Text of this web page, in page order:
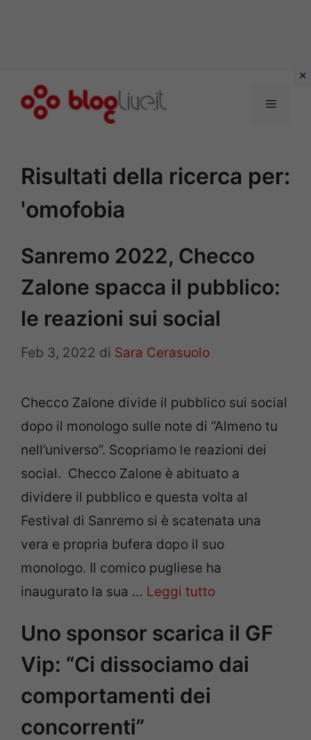
Menu
Risultati della ricerca per:
'omofobia
Sanremo 2022, Checco
Zalone spacca il pubblico:
le reazioni sui social
Feb 3, 2022 di Sara Cerasuolo
Checco Zalone divide il pubblico sui social
dopo il monologo sulle note di “Almeno tu
nell’universo”. Scopriamo le reazioni dei
social. Checco Zalone è abituato a
dividere il pubblico e questa volta al
Festival di Sanremo si è scatenata una
vera e propria bufera dopo il suo
monologo. Il comico pugliese ha
inaugurato la sua … Leggi tutto
Uno sponsor scarica il GF
Vip: “Ci dissociamo dai
comportamenti dei
concorrenti”